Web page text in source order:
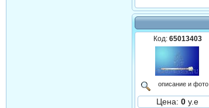
Код: 65013403
описание и фото
Цена: 0 у.е